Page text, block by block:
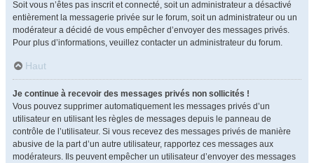
Soit vous n’êtes pas inscrit et connecté, soit un administrateur a désactivé
entièrement la messagerie privée sur le forum, soit un administrateur ou un
modérateur a décidé de vous empêcher d’envoyer des messages privés.
Pour plus d’informations, veuillez contacter un administrateur du forum.
Haut
Je continue à recevoir des messages privés non sollicités !
Vous pouvez supprimer automatiquement les messages privés d’un
utilisateur en utilisant les règles de messages depuis le panneau de
contrôle de l’utilisateur. Si vous recevez des messages privés de manière
abusive de la part d’un autre utilisateur, rapportez ces messages aux
modérateurs. Ils peuvent empêcher un utilisateur d’envoyer des messages